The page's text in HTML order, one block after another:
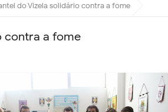
do Vizela solidário contra a fome
contra a fome